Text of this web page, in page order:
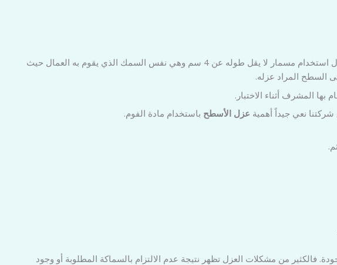
لعمل اختبار للسطح بعد وضع الصبة الرغوية من مادة الفوم وذلك من خلال استخدام مسمار لا يقل طوله عن 4 سم وهي نفس السمك الذي يقوم به العمال حيث
السطح المراد عزله.
المشرف أثناء الاختبار.
نعي جيداً أهمية عزل الأسطح باستخدام مادة الفوم.
فالكثير من مشكلات العزل تظهر نتيجة عدم الالتزام بالسماكة المطلوبة أو وجود